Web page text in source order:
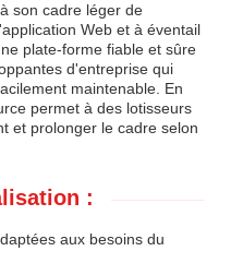
son cadre léger de
Web et à éventail
plate-forme fiable et sûre
d'entreprise qui
maintenable. En
permet à des lotisseurs
et prolonger le cadre selon
:
aux besoins du